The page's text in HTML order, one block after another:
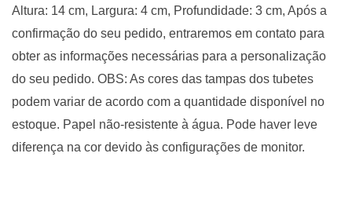
Altura: 14 cm, Largura: 4 cm, Profundidade: 3 cm, Após a
confirmação do seu pedido, entraremos em contato para
obter as informações necessárias para a personalização
do seu pedido. OBS: As cores das tampas dos tubetes
podem variar de acordo com a quantidade disponível no
estoque. Papel não-resistente à água. Pode haver leve
diferença na cor devido às configurações de monitor.